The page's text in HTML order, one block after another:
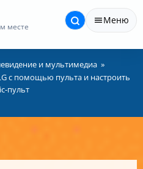
месте
Меню
и мультимедиа
с помощью пульта и настроить
пульт